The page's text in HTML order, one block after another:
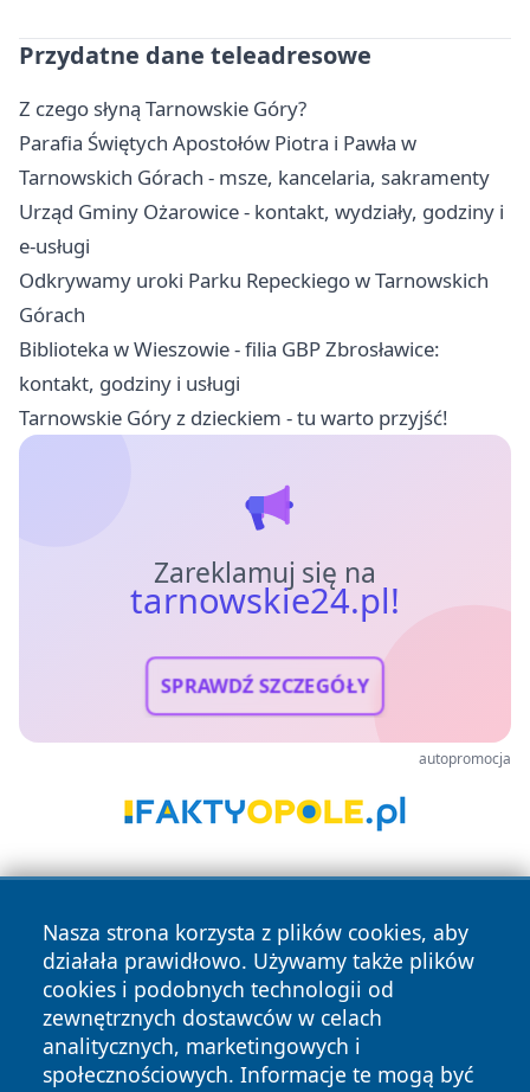
Przydatne dane teleadresowe
Z czego słyną Tarnowskie Góry?
Parafia Świętych Apostołów Piotra i Pawła w
Tarnowskich Górach - msze, kancelaria, sakramenty
Urząd Gminy Ożarowice - kontakt, wydziały, godziny i
e-usługi
Odkrywamy uroki Parku Repeckiego w Tarnowskich
Górach
Biblioteka w Wieszowie - filia GBP Zbrosławice:
kontakt, godziny i usługi
Tarnowskie Góry z dzieckiem - tu warto przyjść!
Zareklamuj się na
tarnowskie24.pl!
SPRAWDŹ SZCZEGÓŁY
autopromocja
Nasza strona korzysta z plików cookies, aby
działała prawidłowo. Używamy także plików
cookies i podobnych technologii od
zewnętrznych dostawców w celach
analitycznych, marketingowych i
społecznościowych. Informacje te mogą być
Copyright © 2026 tarnowskie24.pl Wszystkie prawa
zastrzeżone.